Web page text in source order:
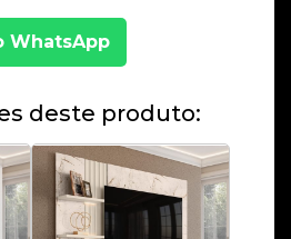
WhatsApp
deste produto: